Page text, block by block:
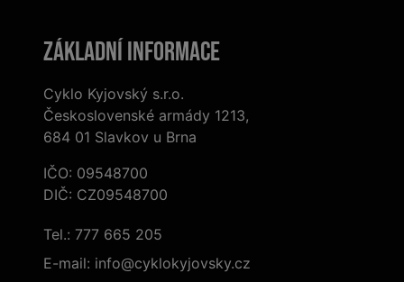
Základní informace
Cyklo Kyjovský s.r.o.
Československé armády 1213,
684 01 Slavkov u Brna
IČO: 09548700
DIČ: CZ09548700
Tel.: 777 665 205
E-mail: info@cyklokyjovsky.cz